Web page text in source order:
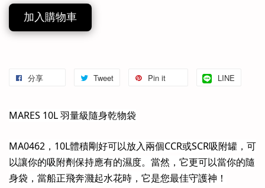
加入購物車
分享 Tweet Pin it LINE
MARES 10L ⽻量級隨⾝乾物袋
MA0462，10L體積剛好可以放入兩個CCR或SCR吸附罐，可
以讓你的吸附劑保持應有的濕度。當然，它更可以當你的隨
⾝袋，當船正⾶奔濺起⽔花時，它是您最佳守護神！